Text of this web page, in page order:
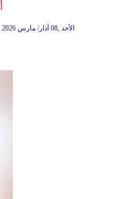
20:51 2026 الأحد ,08 آذار/ مارس